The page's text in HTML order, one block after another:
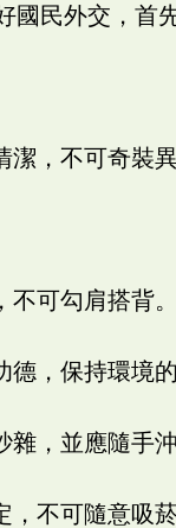
國民外交，首
，不可奇裝異
可勾肩搭背。
，保持環境的
雜，並應隨手
，不可隨意吸